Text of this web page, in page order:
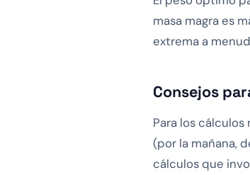
masa magra es
extrema a
Consejos
Para los
(por la mañana,
cálculos que